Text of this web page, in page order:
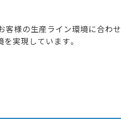
客様の生産ライン環境に合わせ
実現しています。